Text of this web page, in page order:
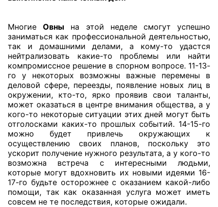
МногиеОвны на этой неделе смогут успешно
заниматься как профессиональной деятельностью,
так и домашними делами, а кому-то удастся
нейтрализовать какие-то проблемы или найти
компромиссное решение в спорном вопросе. 11-13-
го у некоторых возможны важные перемены в
деловой сфере, переезды, появление новых лиц в
окружении, кто-то, ярко проявив свои таланты,
может оказаться в центре внимания общества, а у
кого-то некоторые ситуации этих дней могут быть
отголосками каких-то прошлых событий. 14-15-го
можно будет привлечь окружающих к
осуществлению своих планов, поскольку это
ускорит получение нужного результата, а у кого-то
возможна встреча с интересными людьми,
которые могут вдохновить их новыми идеями 16-
17-го будьте осторожнее с оказанием какой-либо
помощи, так как оказанная услуга может иметь
совсем не те последствия, которые ожидали.